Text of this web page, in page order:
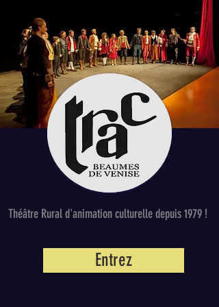
Théâtre Rural d'animation culturelle depuis 1979 !
Entrez